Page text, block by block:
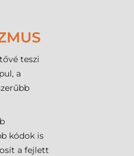
teszi
a
kódok is
a fejlett